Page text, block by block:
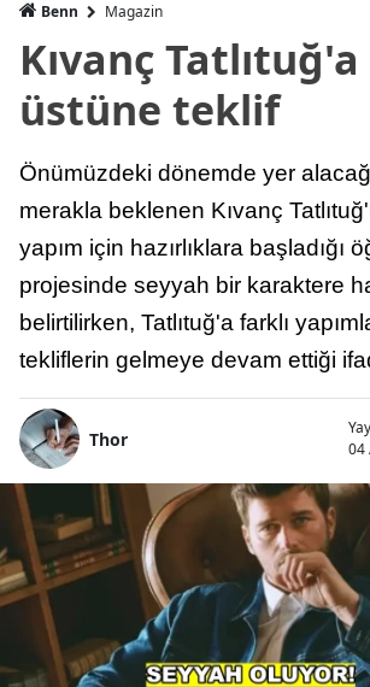
Benn Magazin
Kıvanç
üstüne teklif
Önümüzdeki dönemde yer
merakla beklenen Kıvanç
yapım için hazırlıklara başladığı
projesinde seyyah bir karaktere
belirtilirken, Tatlıtuğ'a farklı
tekliflerin gelmeye devam ettiği
Thor
04